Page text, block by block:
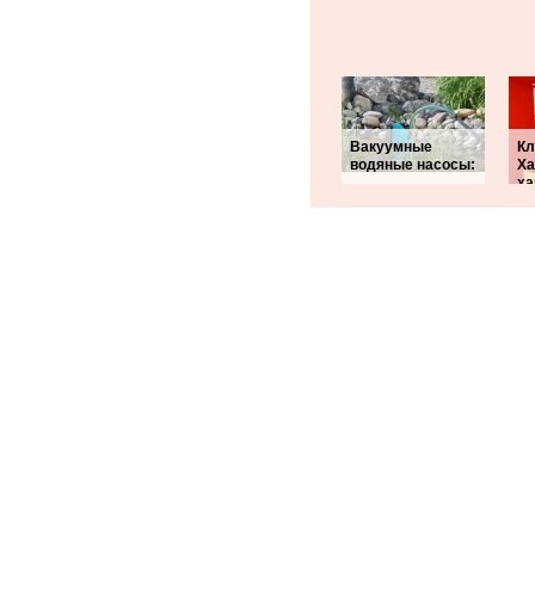
Вакуумные
водяные насосы: